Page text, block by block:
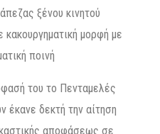
ξένου κινητού
μορφή με
ποινή
του το Πενταμελές
δεκτή την αίτηση
αποφάσεως σε